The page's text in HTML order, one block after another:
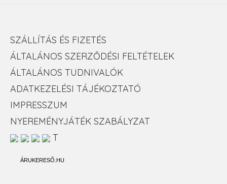
SZÁLLÍTÁS ÉS FIZETÉS
ÁLTALÁNOS SZERZŐDÉSI FELTÉTELEK
ÁLTALÁNOS TUDNIVALÓK
ADATKEZELÉSI TÁJÉKOZTATÓ
IMPRESSZUM
NYEREMÉNYJÁTÉK SZABÁLYZAT
T
ÁRUKERESŐ.HU